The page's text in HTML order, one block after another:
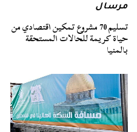
مرسال
تسليم 70 مشروع تمكين اقتصادي من
حياة كريمة للحالات المستحقة
بالمنيا